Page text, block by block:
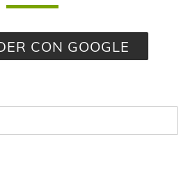
CON GOOGLE